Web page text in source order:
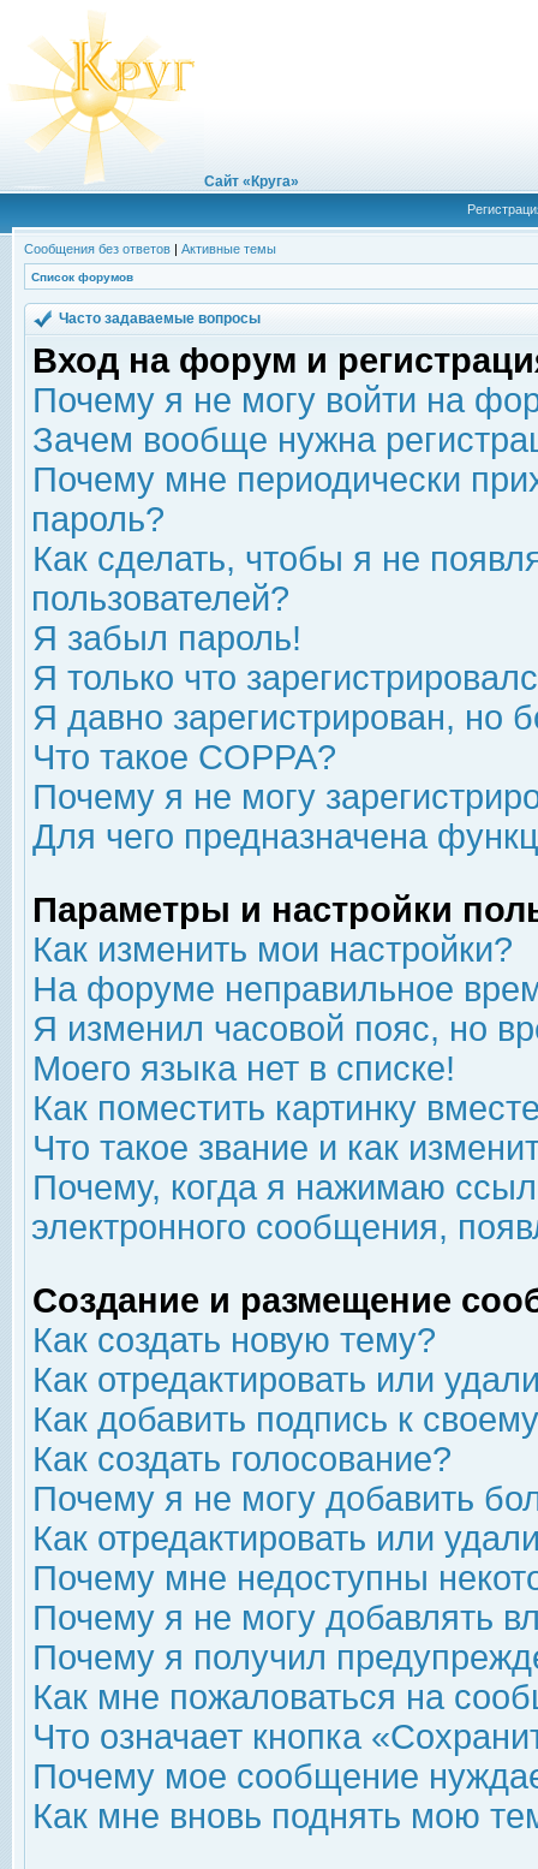
Сайт «Круга»
Сообщения без ответов | Активные темы
Список форумов
Часто задаваемые вопросы
Вход на форум и
Почему я не могу войти на
Зачем вообще нужна
Почему мне периодически
пароль?
Как сделать, чтобы я не
пользователей?
Я забыл пароль!
Я только что
Я давно зарегистрирован, но
Что такое COPPA?
Почему я не могу
Для чего предназначена
Параметры и настройки
Как изменить мои настройки?
На форуме неправильное
Я изменил часовой пояс, но
Моего языка нет в списке!
Как поместить картинку
Что такое звание и как
Почему, когда я нажимаю
электронного сообщения,
Создание и размещение
Как создать новую тему?
Как отредактировать или
Как добавить подпись к
Как создать голосование?
Почему я не могу добавить
Как отредактировать или
Почему мне недоступны
Почему я не могу добавлять
Почему я получил
Как мне пожаловаться на
Что означает кнопка
Почему мое сообщение
Как мне вновь поднять мою